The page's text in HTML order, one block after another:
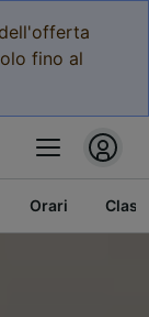
fino al
Orari